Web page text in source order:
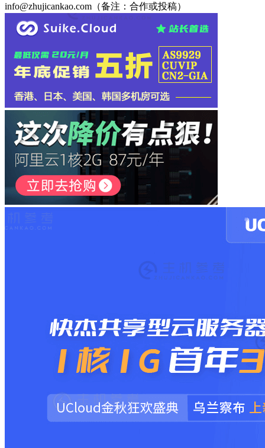
info@zhujicankao.com（备注：合作或投稿）